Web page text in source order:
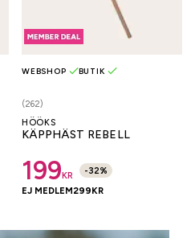
(262)
WEBSHOP BUTIK
HÖÖKS
KÄPPHÄST REBELL
199KR -32%
EJ MEDLEM299KR